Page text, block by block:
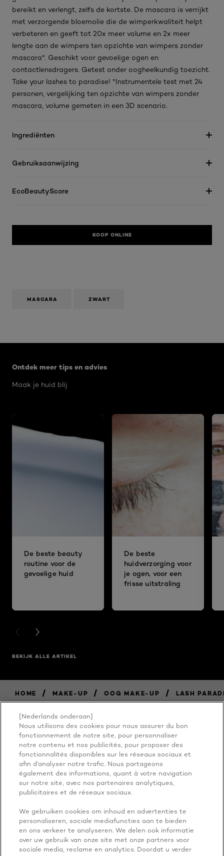
bereikt en verlengt, zelfs de kortste. De mascara is verrijkt
met verzorgende bloemolie die de wimperkwaliteit helpt
verbeteren en geeft tot 20x meer volume en 2x meer
lengte aan de wimpers ten opzichte van wimpers zonder
mascara*. Geschikt voor gevoelige ogen en
contactlensdragers. Getest onder oogheelkundig toezicht.
Take your lashes to paradise! *Instrumentele test met 24
personen, vergelijking ten opzichte van wimpers zonder
mascara, volume gemeten in een 3D scenario.
Ingrediënten
Gebruiksaanwijzing
EcoBeautyScore
KOOP ONLINE
MASCARA ZWART
Ontdek meer tips en advies
Maak je huid blij
De beste beauty
routine voor de
gevoelige huid
De beste
huidverzorging voor
je ogen, voor een
frisse uitstraling
PREVIOUS CARD
NEXT CARD
BEKIJK ALLE ARTIKEL
HOME / MAKE-UP / OOG MAKE-UP / LASH
BECAUSE
YOU'RE
WORTH IT
[Nederlands onderaan]
Nous utilisons des cookies pour nous assurer du bon
fonctionnement de notre site, pour personnaliser
notre contenu et nos publicités, pour proposer des
fonctionnalités disponibles sur les réseaux sociaux et
afin d’analyser notre trafic. Nous partageons
également des informations, quant à votre navigation
sur notre site, avec nos partenaires analytiques,
publicitaires et de réseaux sociaux.
We gebruiken cookies om inhoud en advertenties te
personaliseren, sociale mediafuncties aan te bieden
en ons verkeer te analyseren. We delen ook informatie
over uw gebruik van onze site met onze partners voor
sociale media, reclame en analytics. Doordat u verder